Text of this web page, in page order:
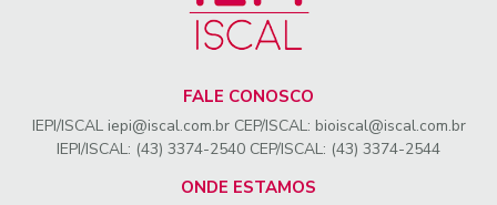
FALE CONOSCO
IEPI/ISCAL iepi@iscal.com.br CEP/ISCAL: bioiscal@iscal.com.br
IEPI/ISCAL: (43) 3374-2540 CEP/ISCAL: (43) 3374-2544
ONDE ESTAMOS